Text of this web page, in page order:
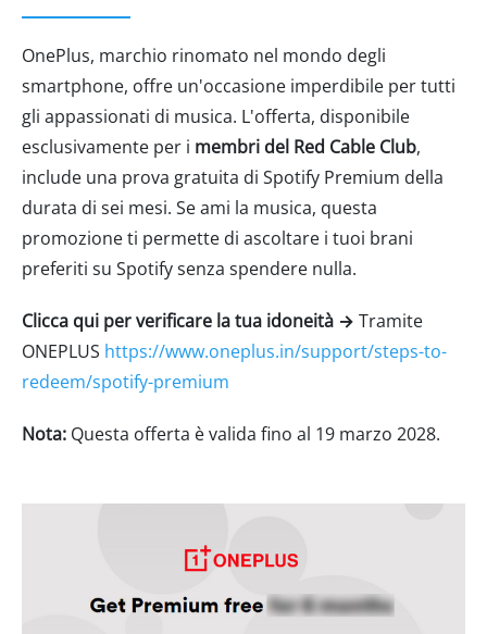
OnePlus, marchio rinomato nel mondo degli
smartphone, offre un'occasione imperdibile per tutti
gli appassionati di musica. L'offerta, disponibile
esclusivamente per i membri del Red Cable Club,
include una prova gratuita di Spotify Premium della
durata di sei mesi. Se ami la musica, questa
promozione ti permette di ascoltare i tuoi brani
preferiti su Spotify senza spendere nulla.
Clicca qui per verificare la tua idoneità → Tramite
ONEPLUS https://www.oneplus.in/support/steps-to-
redeem/spotify-premium
Nota: Questa offerta è valida fino al 19 marzo 2028.